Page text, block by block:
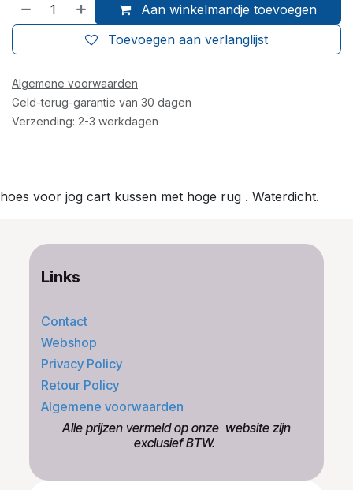
Aan winkelmandje toevoegen
Toevoegen aan verlanglijst
Algemene voorwaarden
Geld-terug-garantie van 30 dagen
Verzending: 2-3 werkdagen
hoes voor jog cart kussen met hoge rug . Waterdicht.
Links
Contact
Webshop
Privacy Policy
Retour Policy
Algemene voorwaarden
​Alle prijzen vermeld op onze ​website zijn
exclusief BTW.